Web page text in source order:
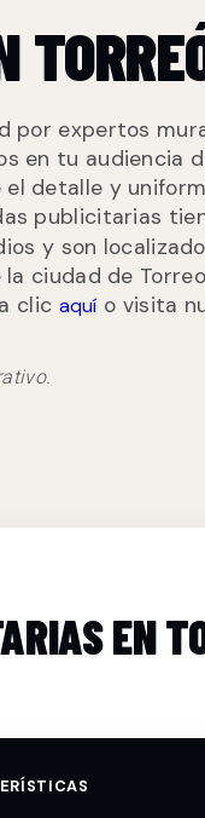
por expertos
en tu audiencia
detalle y
publicitarias
y son
ciudad de
clic aquí o visita
EN